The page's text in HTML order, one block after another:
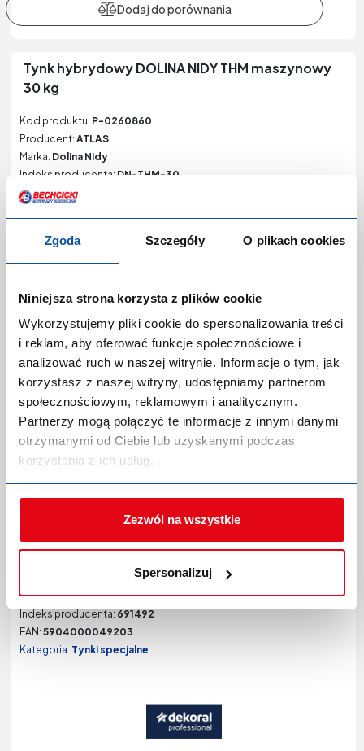
Zgoda Szczegóły O plikach cookies
Niniejsza strona korzysta z plików cookie
Wykorzystujemy pliki cookie do spersonalizowania treści
i reklam, aby oferować funkcje społecznościowe i
analizować ruch w naszej witrynie. Informacje o tym, jak
korzystasz z naszej witryny, udostępniamy partnerom
społecznościowym, reklamowym i analitycznym.
Partnerzy mogą połączyć te informacje z innymi danymi
otrzymanymi od Ciebie lub uzyskanymi podczas
korzystania z ich usług.
Zezwól na wszystkie
Spersonalizuj
Tynk hybrydowy DOLINA NIDY THM maszynowy
30 kg
Kod produktu: P-0260860
Producent: ATLAS
Marka: Dolina Nidy
Indeks producenta: DN-THM-30
EAN:5905400603804
Zaloguj się lub zarejestruj,
aby dokonać zakupów!
mozaikowego Dp 1,5 mm P czerwony 25 kg
Marka:Dekoral Professional
Indeks producenta: 691492
EAN: 5904000049203
Kategoria: Tynki specjalne